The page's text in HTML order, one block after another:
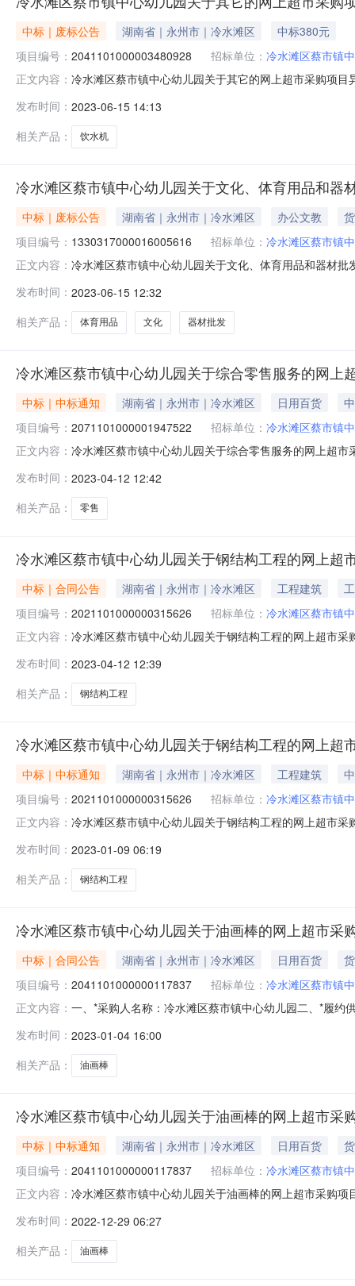
中标｜废标公告 湖南省｜永州市｜冷水滩区
中标380元
项目编号： 2041101000003480928 招标单位： 冷水滩区蔡市镇
正文内容： 冷水滩区蔡市镇中心幼儿园关于其它的网上超市采购项
2023年06月15日八、异常交易原因：[创利饮水机]成交
蔡市镇中心幼儿园
发布时间： 2023-06-15 14:13
相关产品：
饮水机
冷水滩区蔡市镇中心幼儿园关于文化、体育用品和器
中标｜废标公告 湖南省｜永州市｜冷水滩区 办公文教
项目编号： 1330317000016005616 招标单位： 冷水滩区蔡市镇
正文内容： 冷水滩区蔡市镇中心幼儿园关于文化、体育用品和器材
七、终止原因：原因类型:其他原因补充说明:下单内容错
电话：传真：2、采购代理机
发布时间： 2023-06-15 12:32
相关产品：
体育用品 文化 器材批发
冷水滩区蔡市镇中心幼儿园关于综合零售服务的网上
中标｜中标通知 湖南省｜永州市｜冷水滩区 日用百货
项目编号： 2071101000001947522 招标单位： 冷水滩区蔡市镇
正文内容： 冷水滩区蔡市镇中心幼儿园关于综合零售服务的网上超
斯项目联系电话:/采购计划信息：项目所在行政区划编码
发布时间： 2023-04-12 12:42
相关产品：
零售
冷水滩区蔡市镇中心幼儿园关于钢结构工程的网上超
中标｜合同公告 湖南省｜永州市｜冷水滩区 工程建筑
项目编号： 2021101000000315626 招标单位： 冷水滩区蔡市镇
正文内容： 冷水滩区蔡市镇中心幼儿园关于钢结构工程的网上超市
务内容验收数量验收金额(元)验收标准\规格型号\技术标
发布时间： 2023-04-12 12:39
相关产品：
钢结构工程
冷水滩区蔡市镇中心幼儿园关于钢结构工程的网上超
中标｜中标通知 湖南省｜永州市｜冷水滩区 工程建筑
项目编号： 2021101000000315626 招标单位： 冷水滩区蔡市镇
正文内容： 冷水滩区蔡市镇中心幼儿园关于钢结构工程的网上超市
联系电话:/采购计划信息：项目所在行政区划编码
发布时间： 2023-01-09 06:19
相关产品：
钢结构工程
冷水滩区蔡市镇中心幼儿园关于油画棒的网上超市采
中标｜合同公告 湖南省｜永州市｜冷水滩区 日用百货
项目编号： 2041101000000117837 招标单位： 冷水滩区蔡市镇
正文内容： 一、*采购人名称：冷水滩区蔡市镇中心幼儿园二、*履
力12色细头60900.0得力/deli\944177验收通过2晨阳礼
发布时间： 2023-01-04 16:00
相关产品：
油画棒
冷水滩区蔡市镇中心幼儿园关于油画棒的网上超市采
中标｜中标通知 湖南省｜永州市｜冷水滩区 日用百货
项目编号： 2041101000000117837 招标单位： 冷水滩区蔡市镇
正文内容： 冷水滩区蔡市镇中心幼儿园关于油画棒的网上超市采购
购计划信息：项目所在行政区划编码:431103项目所在行
发布时间： 2022-12-29 06:27
相关产品：
油画棒